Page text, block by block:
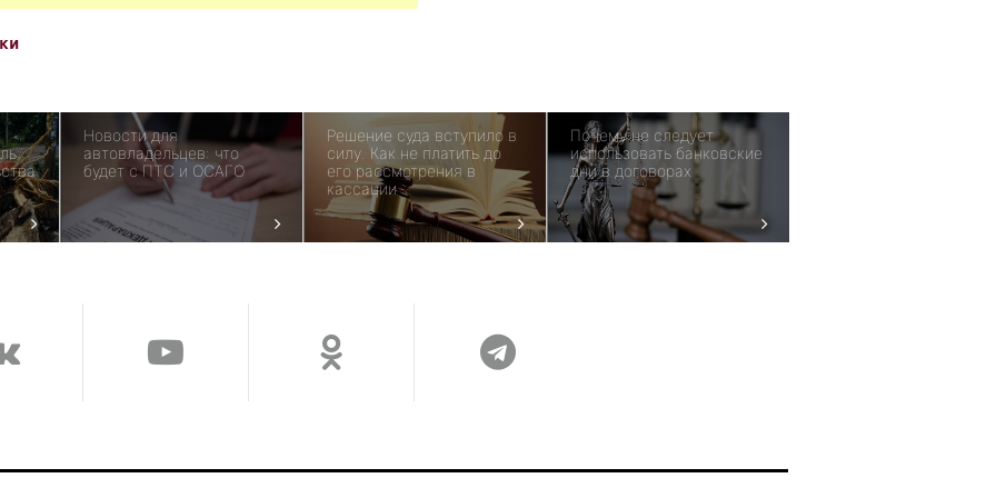
Новости для
автовладельцев: что
будет с ПТС и ОСАГО
Решение суда вступило в
силу. Как не платить до
его рассмотрения в
кассации
Почему не следует
использовать банковские
дни в договорах